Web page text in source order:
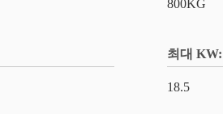
800KG
최대 KW:
18.5